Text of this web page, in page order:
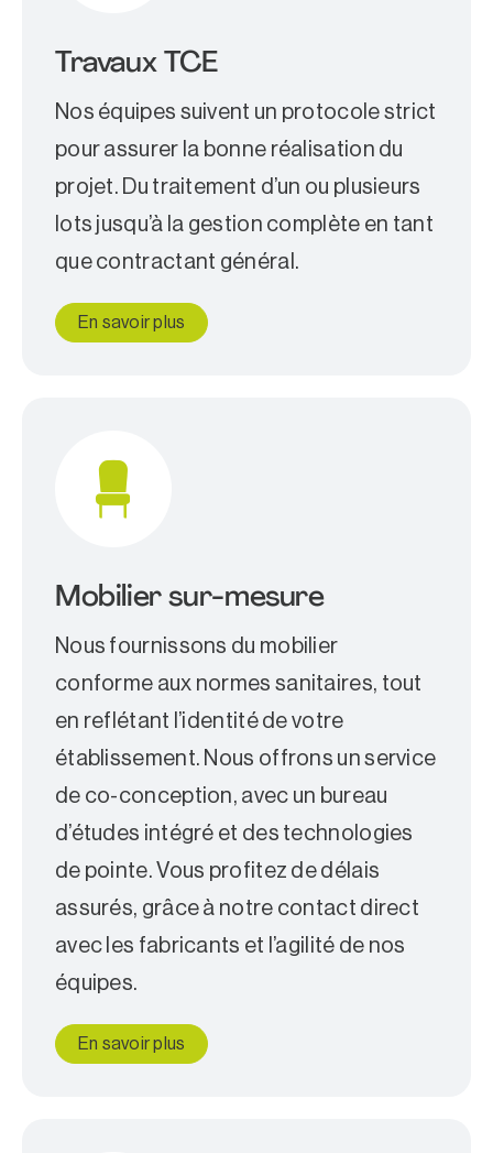
Travaux TCE
Nos équipes suivent un protocole strict
pour assurer la bonne réalisation du
projet. Du traitement d’un ou plusieurs
lots jusqu’à la gestion complète en tant
que contractant général.
En savoir plus
Mobilier sur-mesure
Nous fournissons du mobilier
conforme aux normes sanitaires, tout
en reflétant l’identité de votre
établissement. Nous offrons un service
de co-conception, avec un bureau
d’études intégré et des technologies
de pointe. Vous profitez de délais
assurés, grâce à notre contact direct
avec les fabricants et l’agilité de nos
équipes.
En savoir plus